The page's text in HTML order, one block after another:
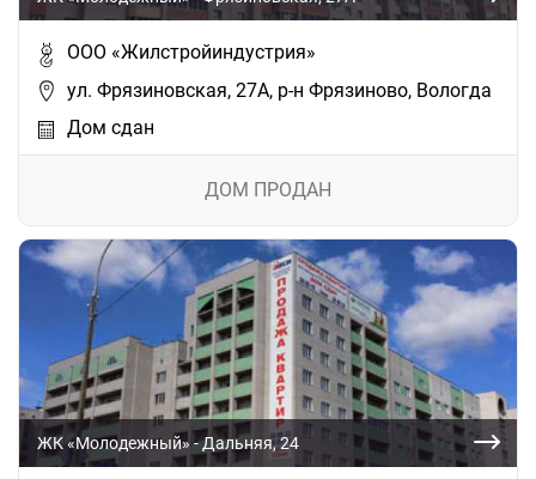
ООО «Жилстройиндустрия»
ул. Фрязиновская, 27А, р-н Фрязиново, Вологда
Дом сдан
ДОМ ПРОДАН
ЖК «Молодежный» - Дальняя, 24